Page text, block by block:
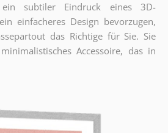
subtiler Eindruck eines 3D-
einfacheres Design bevorzugen,
das Richtige für Sie. Sie
Accessoire, das in